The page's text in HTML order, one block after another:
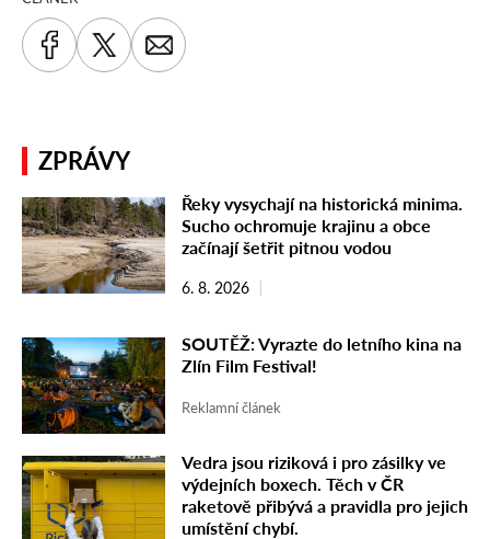
ZPRÁVY
Řeky vysychají na historická minima.
Sucho ochromuje krajinu a obce
začínají šetřit pitnou vodou
6. 8. 2026
SOUTĚŽ: Vyrazte do letního kina na
Zlín Film Festival!
Reklamní článek
Vedra jsou riziková i pro zásilky ve
výdejních boxech. Těch v ČR
raketově přibývá a pravidla pro jejich
umístění chybí.